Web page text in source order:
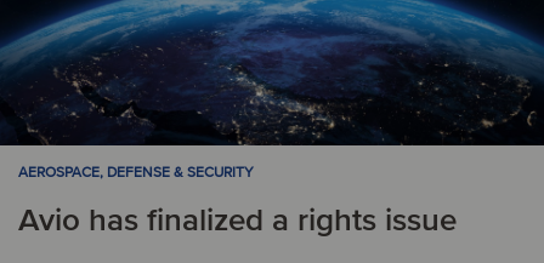
AEROSPACE, DEFENSE & SECURITY
Avio has finalized a rights issue